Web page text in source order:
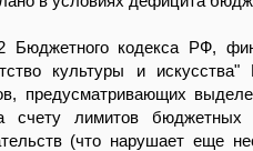
Бюджетного кодекса РФ,
культуры и
предусматривающих
счету лимитов бюджетных
(что нарушает еще